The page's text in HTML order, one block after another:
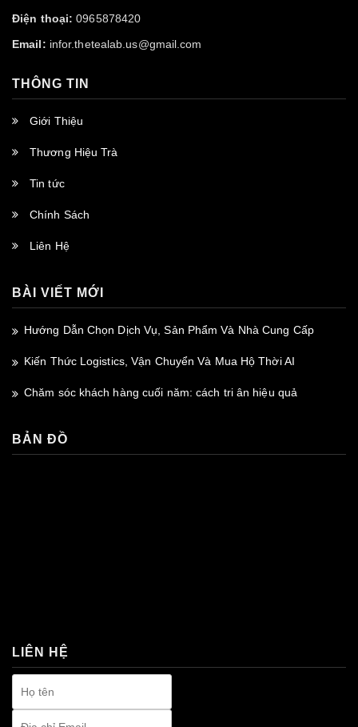
Điện thoại: 0965878420
Email: infor.thetealab.us@gmail.com
THÔNG TIN
Giới Thiệu
Thương Hiệu Trà
Tin tức
Chính Sách
Liên Hệ
BÀI VIẾT MỚI
Hướng Dẫn Chọn Dịch Vụ, Sản Phẩm Và Nhà Cung Cấp
Kiến Thức Logistics, Vận Chuyển Và Mua Hộ Thời AI
Chăm sóc khách hàng cuối năm: cách tri ân hiệu quả
BẢN ĐỒ
LIÊN HỆ